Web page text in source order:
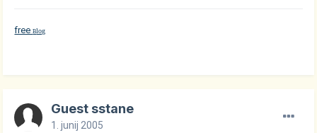
freeBlog
Guest sstane
1. junij 2005